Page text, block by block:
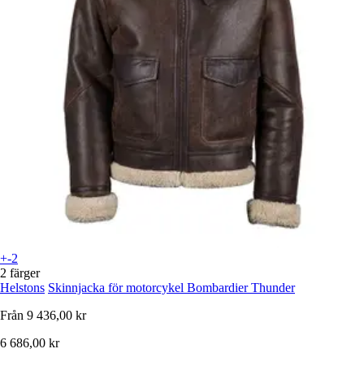
+-2
2 färger
Helstons Skinnjacka för motorcykel Bombardier Thunder
Från 9 436,00 kr
6 686,00 kr